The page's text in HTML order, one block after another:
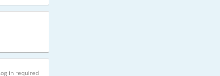
in required